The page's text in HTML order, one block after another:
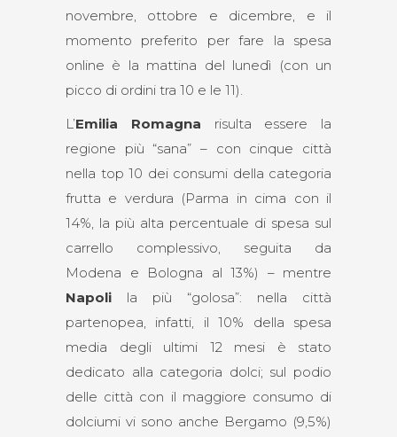
novembre, ottobre e dicembre, e il
momento preferito per fare la spesa
online è la mattina del lunedì (con un
picco di ordini tra 10 e le 11).
L’Emilia Romagna risulta essere la
regione più “sana” – con cinque città
nella top 10 dei consumi della categoria
frutta e verdura (Parma in cima con il
14%, la più alta percentuale di spesa sul
carrello complessivo, seguita da
Modena e Bologna al 13%) – mentre
Napoli la più “golosa”: nella città
partenopea, infatti, il 10% della spesa
media degli ultimi 12 mesi è stato
dedicato alla categoria dolci; sul podio
delle città con il maggiore consumo di
dolciumi vi sono anche Bergamo (9,5%)